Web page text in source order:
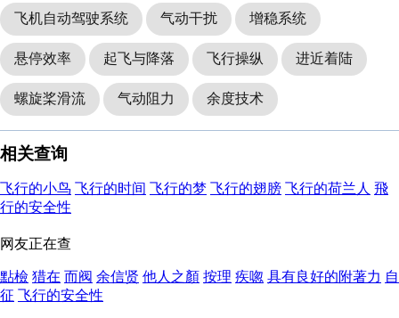
飞机自动驾驶系统 气动干扰 增稳系统
悬停效率 起飞与降落 飞行操纵 进近着陆
螺旋桨滑流 气动阻力 余度技术
相关查询
飞行的小鸟 飞行的时间 飞行的梦 飞行的翅膀 飞行的荷兰人 飛
行的安全性
网友正在查
點檢 猎在 而阀 余信贤 他人之顏 按理 疾唿 具有良好的附著力 自
征 飞行的安全性